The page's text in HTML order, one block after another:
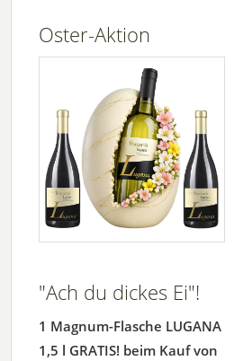
Oster-Aktion
"Ach du dickes Ei"!
1 Magnum-Flasche LUGANA
1,5 l GRATIS! beim Kauf von